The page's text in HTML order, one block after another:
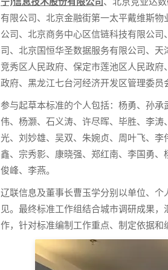
有限公司、北京金融街第一太平戴维斯
公司、北京商务中心区信链科技有限公
司、北京国恒华圣数据服务有限公司、
竞秀区人民政府、保定市莲池区人民政
政府、黑龙江七台河经济开发区管理委员
参与起草本标准的个人包括：杨勇、孙
伟、杨灏、石义涛、许尽晖、毕胜、李
光、刘妙雄、吴双、朱婉贞、周叶飞、李
鑫、宗秀影、康晓强、郑红南、李国勇
俊峰、李燕。
辽联信息及董事长曹玉学分别以单位、
见。最终标准工作组结合城市调研成果
作，针对标准编制工作重点、制定依据和